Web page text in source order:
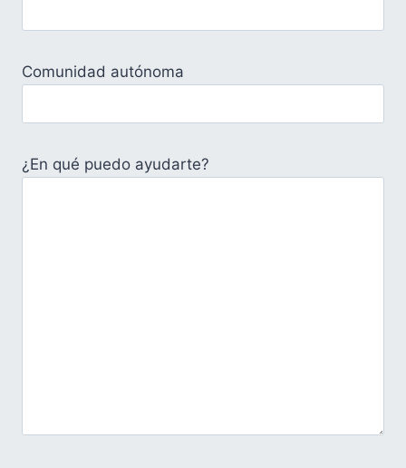
Comunidad autónoma
¿En qué puedo ayudarte?